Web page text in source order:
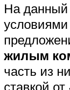
На данный
жилым
часть из
ставкой